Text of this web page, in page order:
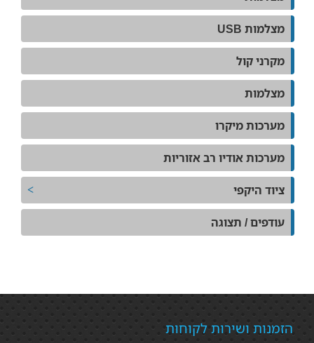
מצלמות USB
מקרני קול
מצלמות
מערכות מיקרו
מערכות אודיו רב אזוריות
ציוד היקפי
עודפים / תצוגה
הזמנות ושירות לקוחות